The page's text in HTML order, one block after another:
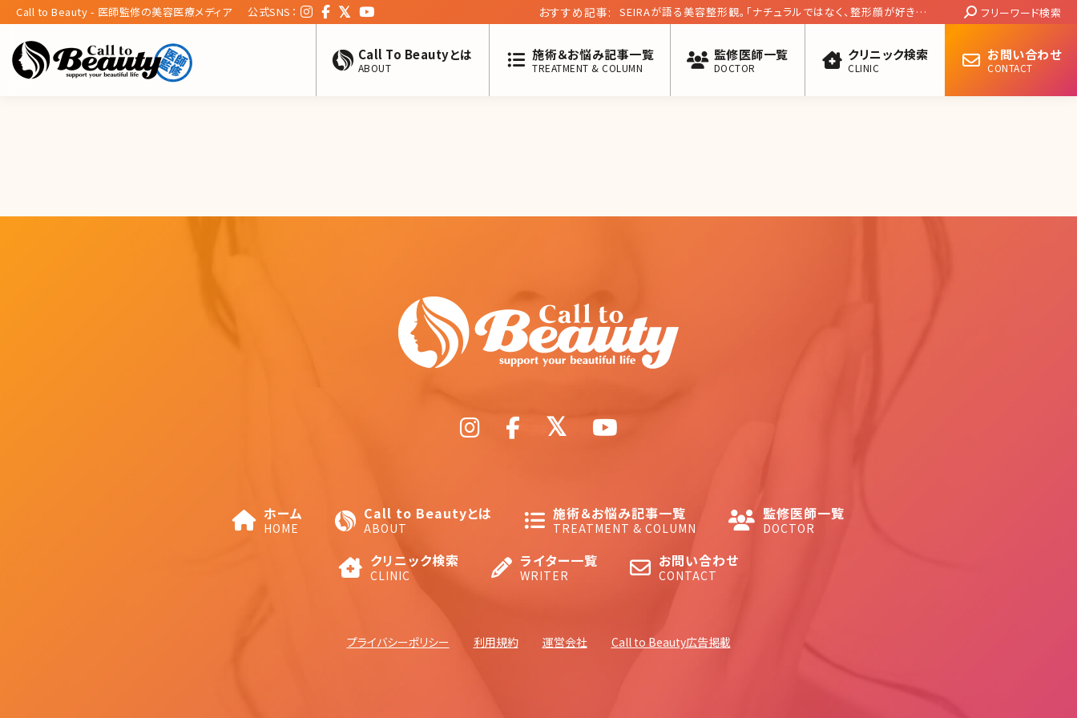
Call to Beauty - 医師監修の美容医療メディア 公式SNS： おすすめ記事:
SEIRAが語る美容整形観。「ナチュラルではなく、整形顔が好きで
Search:
フリーワード検索
Call To Beautyとは
ABOUT
施術＆お悩み記事一覧
TREATMENT & COLUMN
監修医師一覧
DOCTOR
クリニック検索
CLINIC
お問い合わせ
CONTACT
ホーム
HOME
Call to Beautyとは
ABOUT
施術＆お悩み記事一覧
TREATMENT & COLUMN
監修医師一覧
DOCTOR
クリニック検索
CLINIC
ライター一覧
WRITER
お問い合わせ
CONTACT
プライバシーポリシー 利用規約 運営会社 Call to Beauty広告掲載